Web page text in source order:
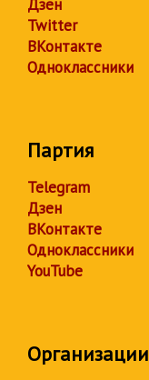
Дзен
Twitter
ВКонтакте
Одноклассники
Партия
Telegram
Дзен
ВКонтакте
Одноклассники
YouTube
Организации